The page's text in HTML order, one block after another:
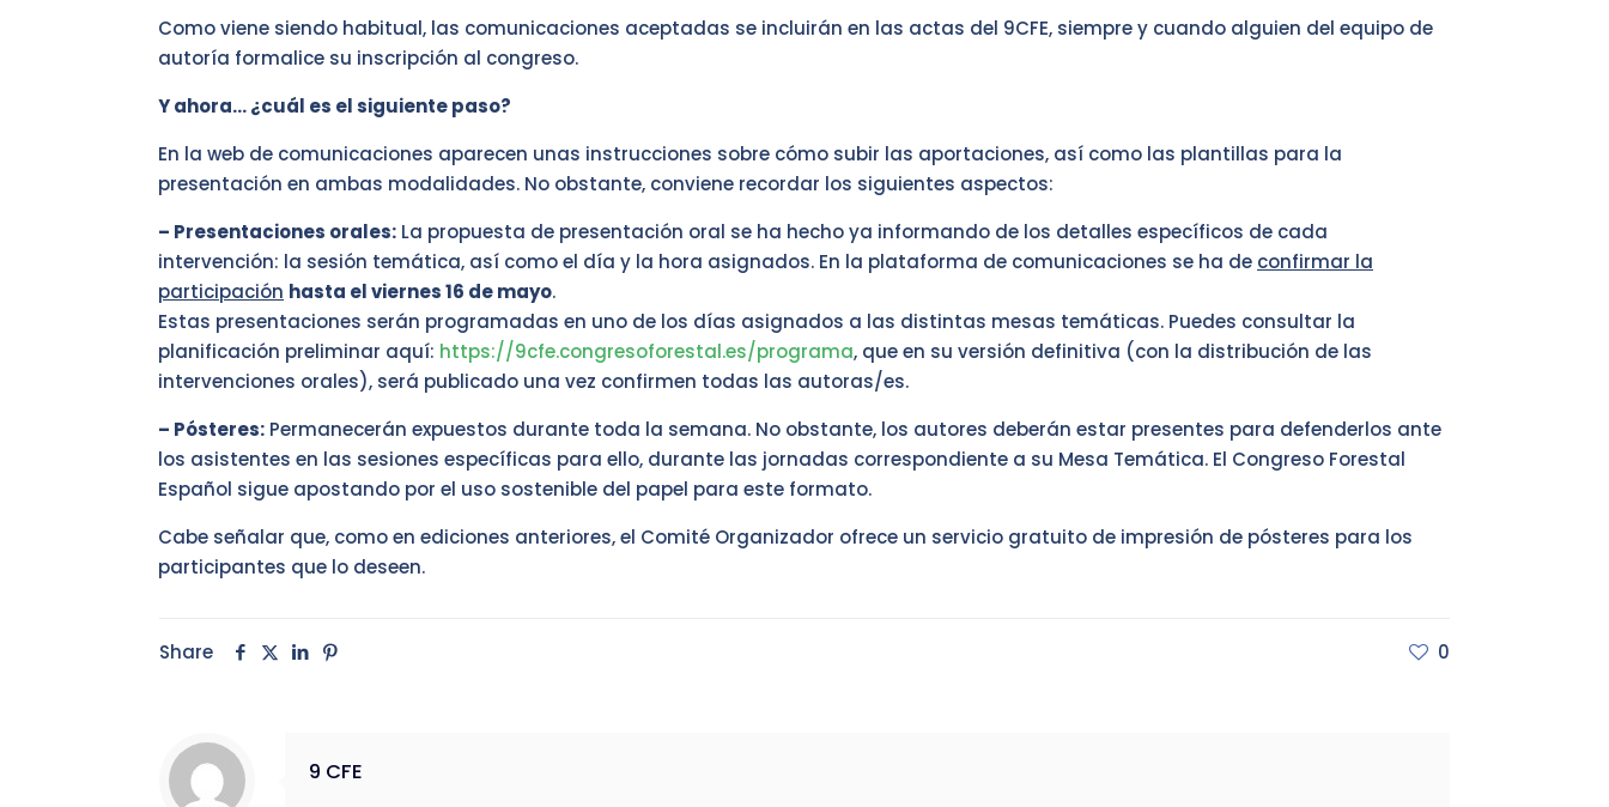
Como viene siendo habitual, las comunicaciones aceptadas se incluirán en las actas del 9CFE, siempre y cuando alguien del equipo de
autoría formalice su inscripción al congreso.
Y ahora… ¿cuál es el siguiente paso?
En la web de comunicaciones aparecen unas instrucciones sobre cómo subir las aportaciones, así como las plantillas para la
presentación en ambas modalidades. No obstante, conviene recordar los siguientes aspectos:
– Presentaciones orales: La propuesta de presentación oral se ha hecho ya informando de los detalles específicos de cada
intervención: la sesión temática, así como el día y la hora asignados. En la plataforma de comunicaciones se ha de confirmar la
participación hasta el viernes 16 de mayo.
Estas presentaciones serán programadas en uno de los días asignados a las distintas mesas temáticas. Puedes consultar la
planificación preliminar aquí: https://9cfe.congresoforestal.es/programa, que en su versión definitiva (con la distribución de las
intervenciones orales), será publicado una vez confirmen todas las autoras/es.
– Pósteres: Permanecerán expuestos durante toda la semana. No obstante, los autores deberán estar presentes para defenderlos ante
los asistentes en las sesiones específicas para ello, durante las jornadas correspondiente a su Mesa Temática. El Congreso Forestal
Español sigue apostando por el uso sostenible del papel para este formato.
Cabe señalar que, como en ediciones anteriores, el Comité Organizador ofrece un servicio gratuito de impresión de pósteres para los
participantes que lo deseen.
Share 0
9 CFE